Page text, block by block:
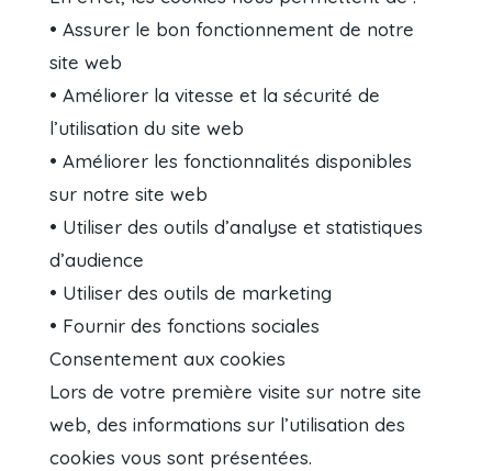
• Assurer le bon fonctionnement de notre
site web
• Améliorer la vitesse et la sécurité de
l’utilisation du site web
• Améliorer les fonctionnalités disponibles
sur notre site web
• Utiliser des outils d’analyse et statistiques
d’audience
• Utiliser des outils de marketing
• Fournir des fonctions sociales
Consentement aux cookies
Lors de votre première visite sur notre site
web, des informations sur l’utilisation des
cookies vous sont présentées.